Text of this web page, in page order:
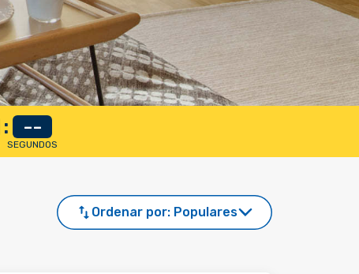
: --
SEGUNDOS
Ordenar por: Populares